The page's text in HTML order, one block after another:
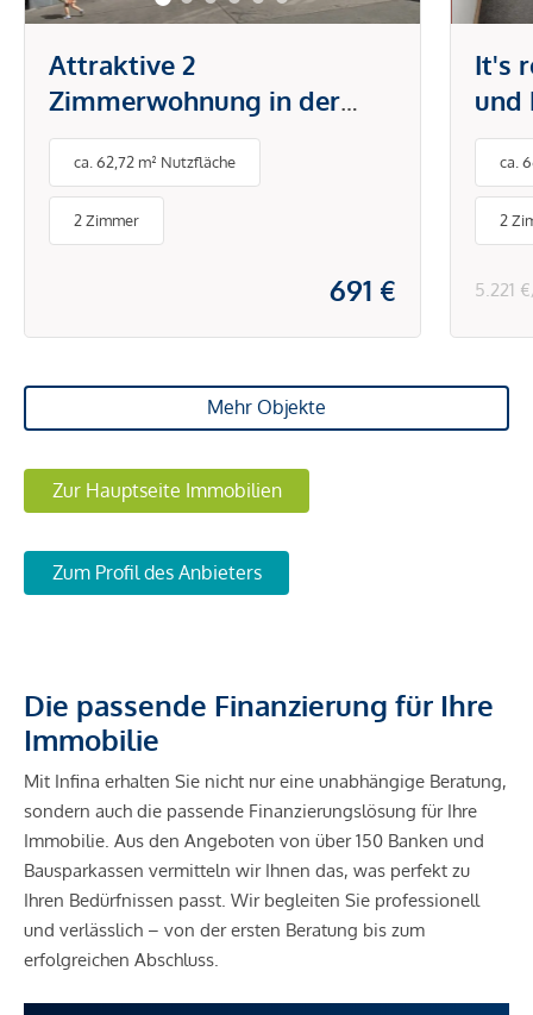
Attraktive 2
Zimmerwohnung in der
Brunnengasse
ca. 62,72 m² Nutzfläche
2 Zimmer
691 €
It's
und
&
ca.
2
5.221
Mehr Objekte
Zur Hauptseite Immobilien
Zum Profil des Anbieters
Die passende Finanzierung für Ihre
Immobilie
Mit Infina erhalten Sie nicht nur eine unabhängige Beratung,
sondern auch die passende Finanzierungslösung für Ihre
Immobilie. Aus den Angeboten von über 150 Banken und
Bausparkassen vermitteln wir Ihnen das, was perfekt zu
Ihren Bedürfnissen passt. Wir begleiten Sie professionell
und verlässlich – von der ersten Beratung bis zum
erfolgreichen Abschluss.